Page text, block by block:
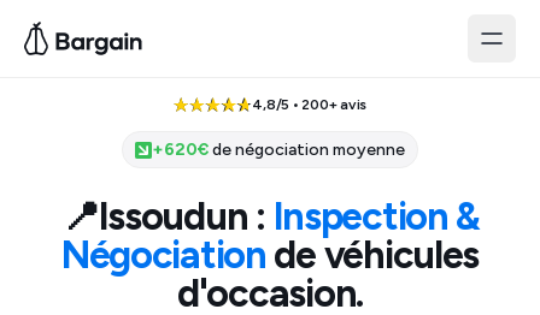
4,8/5 • 200+ avis
+620€de négociation moyenne
📍Issoudun : Inspection &
Négociation de véhicules
d'occasion.